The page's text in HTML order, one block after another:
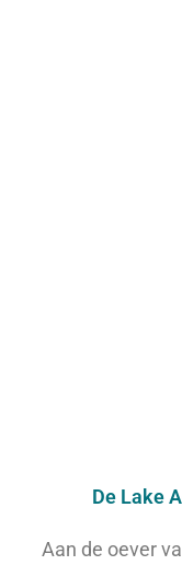
De Lake
Aan de oever